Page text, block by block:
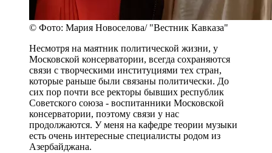
© Фото: Мария Новоселова/ "Вестник Кавказа"
Несмотря на маятник политической жизни, у
Московской консерватории, всегда сохраняются
связи с творческими институциями тех стран,
которые раньше были связаны политически. До
сих пор почти все ректоры бывших республик
Советского союза - воспитанники Московской
консерватории, поэтому связи у нас
продолжаются. У меня на кафедре теории музыки
есть очень интересные специалисты родом из
Азербайджана.